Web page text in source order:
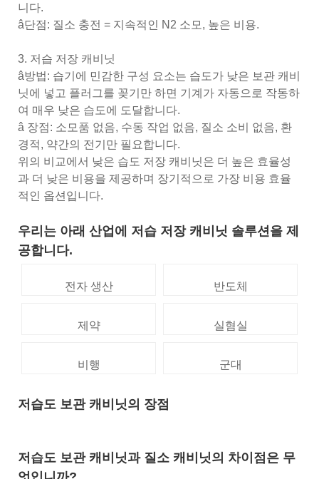
니다.
â단점: 질소 충전 = 지속적인 N2 소모, 높은 비용.
3. 저습 저장 캐비닛
â방법: 습기에 민감한 구성 요소는 습도가 낮은 보관 캐비
닛에 넣고 플러그를 꽂기만 하면 기계가 자동으로 작동하
여 매우 낮은 습도에 도달합니다.
â 장점: 소모품 없음, 수동 작업 없음, 질소 소비 없음, 환
경적, 약간의 전기만 필요합니다.
위의 비교에서 낮은 습도 저장 캐비닛은 더 높은 효율성
과 더 낮은 비용을 제공하며 장기적으로 가장 비용 효율
적인 옵션입니다.
우리는 아래 산업에 저습 저장 캐비닛 솔루션을 제
공합니다.
전자 생산 반도체
제약 실혐실
비행 군대
저습도 보관 캐비닛의 장점
저습도 보관 캐비닛과 질소 캐비닛의 차이점은 무